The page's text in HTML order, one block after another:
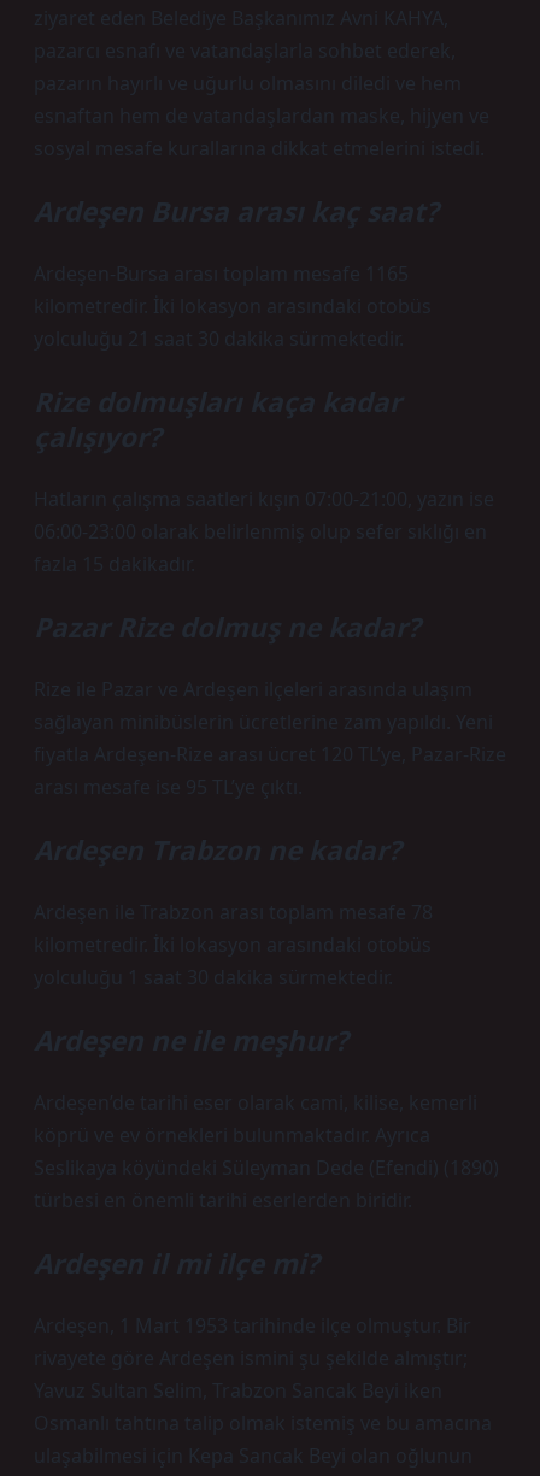
ziyaret eden Belediye Başkanımız Avni KAHYA,
pazarcı esnafı ve vatandaşlarla sohbet ederek,
pazarın hayırlı ve uğurlu olmasını diledi ve hem
esnaftan hem de vatandaşlardan maske, hijyen ve
sosyal mesafe kurallarına dikkat etmelerini istedi.
Ardeşen Bursa arası kaç saat?
Ardeşen-Bursa arası toplam mesafe 1165
kilometredir. İki lokasyon arasındaki otobüs
yolculuğu 21 saat 30 dakika sürmektedir.
Rize dolmuşları kaça kadar
çalışıyor?
Hatların çalışma saatleri kışın 07:00-21:00, yazın ise
06:00-23:00 olarak belirlenmiş olup sefer sıklığı en
fazla 15 dakikadır.
Pazar Rize dolmuş ne kadar?
Rize ile Pazar ve Ardeşen ilçeleri arasında ulaşım
sağlayan minibüslerin ücretlerine zam yapıldı. Yeni
fiyatla Ardeşen-Rize arası ücret 120 TL’ye, Pazar-Rize
arası mesafe ise 95 TL’ye çıktı.
Ardeşen Trabzon ne kadar?
Ardeşen ile Trabzon arası toplam mesafe 78
kilometredir. İki lokasyon arasındaki otobüs
yolculuğu 1 saat 30 dakika sürmektedir.
Ardeşen ne ile meşhur?
Ardeşen’de tarihi eser olarak cami, kilise, kemerli
köprü ve ev örnekleri bulunmaktadır. Ayrıca
Seslikaya köyündeki Süleyman Dede (Efendi) (1890)
türbesi en önemli tarihi eserlerden biridir.
Ardeşen il mi ilçe mi?
Ardeşen, 1 Mart 1953 tarihinde ilçe olmuştur. Bir
rivayete göre Ardeşen ismini şu şekilde almıştır;
Yavuz Sultan Selim, Trabzon Sancak Beyi iken
Osmanlı tahtına talip olmak istemiş ve bu amacına
ulaşabilmesi için Kepa Sancak Beyi olan oğlunun